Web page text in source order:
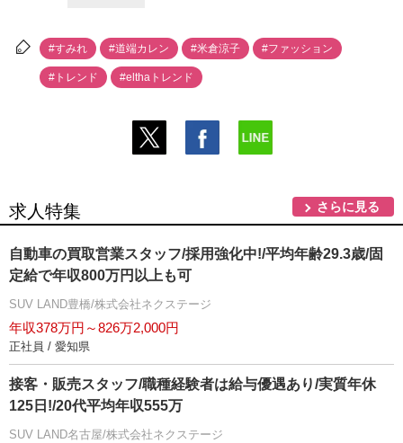
#すみれ #道端カレン #米倉涼子 #ファッション
#トレンド #elthaトレンド
求人特集 さらに見る
自動車の買取営業スタッフ/採用強化中!/平均年齢29.3歳/固
定給で年収800万円以上も可
SUV LAND豊橋/株式会社ネクステージ
年収378万円～826万2,000円
正社員 / 愛知県
接客・販売スタッフ/職種経験者は給与優遇あり/実質年休
125日!/20代平均年収555万
SUV LAND名古屋/株式会社ネクステージ